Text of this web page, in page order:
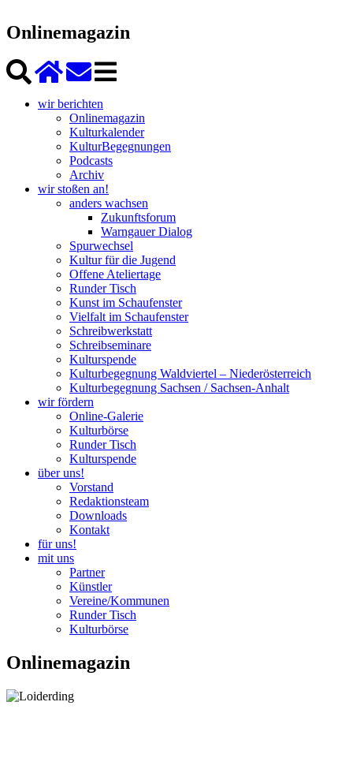
Onlinemagazin
wir berichten
Onlinemagazin
Kulturkalender
KulturBegegnungen
Podcasts
Archiv
wir stoßen an!
anders wachsen
Zukunftsforum
Warngauer Dialog
Spurwechsel
Kultur für die Jugend
Offene Ateliertage
Runder Tisch
Kunst im Schaufenster
Vielfalt im Schaufenster
Schreibwerkstatt
Schreibseminare
Kulturspende
Kulturbegegnung Waldviertel – Niederösterreich
Kulturbegegnung Sachsen / Sachsen-Anhalt
wir fördern
Online-Galerie
Kulturbörse
Runder Tisch
Kulturspende
über uns!
Vorstand
Redaktionsteam
Downloads
Kontakt
für uns!
mit uns
Partner
Künstler
Vereine/Kommunen
Runder Tisch
Kulturbörse
Onlinemagazin